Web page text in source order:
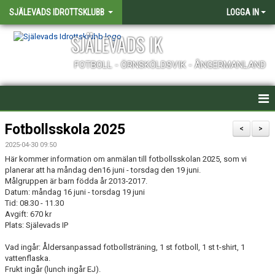
SJÄLEVADS IDROTTSKLUBB LOGGA IN
SJÄLEVADS IK
FOTBOLL - ÖRNSKÖLDSVIK - ÅNGERMANLAND
HEM
NYHETER
LAG
MATCHER
KALENDER
FÖRENINGEN - INFORMATION
>
<
Fotbollsskola 2025
2025-04-30 09:50
Här kommer information om anmälan till fotbollsskolan 2025, som vi
planerar att ha måndag den16 juni - torsdag den 19 juni.
Målgruppen är barn födda år 2013-2017.
Datum: måndag 16 juni - torsdag 19 juni
Tid: 08.30 - 11.30
Avgift: 670 kr
Plats: Själevads IP
Vad ingår: Åldersanpassad fotbollsträning, 1 st fotboll, 1 st t-shirt, 1
vattenflaska.
Frukt ingår (lunch ingår EJ).